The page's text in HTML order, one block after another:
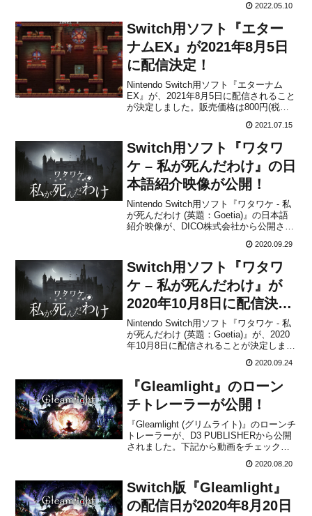
日号」でパブリッシャーのレイニーフロ
ッグがアナウンスしました。O.T.K
Gamesによって...
2022.05.10
Switch用ソフト『エター
ナムEX』が2021年8月5日
に配信決定！
Nintendo Switch用ソフト『エターナム
EX』が、2021年8月5日に配信されること
が決定しました。販売価格は800円(税込)
アーケードゲームからインスピレーショ
ンを受け作られた、ファミコン時代のよ
うなドット絵が特徴の2Dアクション...
2021.07.15
Switch用ソフト『ワタワ
ケ – 私が死んだわけ』の日
本語紹介映像が公開！
Nintendo Switch用ソフト『ワタワケ - 私
が死んだわけ (英題：Goetia)』の日本語
紹介映像が、DICO株式会社から公開され
とができます。『ワタワケ ｰ 私が死んだ
わけ』Nintendo Switchで10月8日(金)に発
売。...
2020.09.29
Switch用ソフト『ワタワ
ケ – 私が死んだわけ』が
2020年10月8日に配信決
定！
Nintendo Switch用ソフト『ワタワケ - 私
が死んだわけ (英題：Goetia)』が、2020
年10月8日に配信されることが決定しまし
た。販売価格は1,499円(税込)に設定され
ています。本作は、自分の死の理由（わ
け）を解き明かす、ミステリーアドベン
チャーゲームです。...
2020.09.24
『Gleamlight』のローン
チトレーラーが公開！
『Gleamlight (グリムライト)』のローンチ
トレーラーが、D3 PUBLISHERから公開
されました。下記から動画をチェックす
よる新作2Dアクションアドベンチャーゲ
ームです。以下、任天堂公式サイトから
本作の概要です。より多くの詳細は...
2020.08.20
Switch版『Gleamlight』
の配信日が2020年8月20日